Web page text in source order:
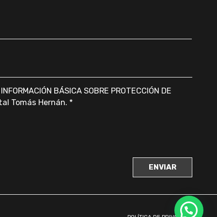
INFORMACIÓN BÁSICA SOBRE PROTECCIÓN DE
Tomás Hernán. *